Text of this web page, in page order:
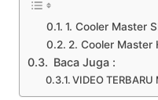
1. Cooler Master
2. Cooler Master
Baca Juga :
VIDEO